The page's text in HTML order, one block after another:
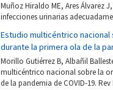
Muñoz Hiraldo ME, Ares Álvarez
infecciones urinarias
Estudio multicéntrico nacional
durante la primera ola de la
Morillo Gutiérrez B, Albañil
multicéntrico nacional sobre la
de la pandemia de COVID-19.